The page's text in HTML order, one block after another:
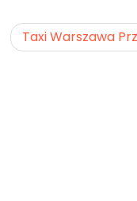
Taxi Warszawa